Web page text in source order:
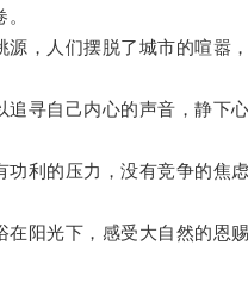
，人们摆脱了城市的喧嚣，
寻自己内心的声音，静下
利的压力，没有竞争的焦
阳光下，感受大自然的恩